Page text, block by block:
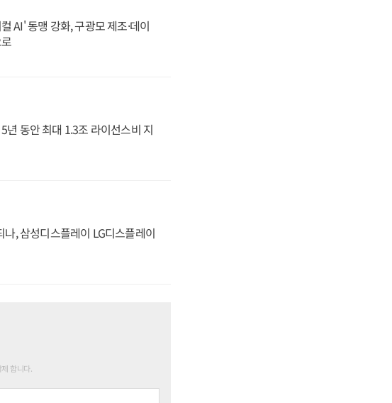
AI' 동맹 강화, 구광모 제조·데이
년 동안 최대 1.3조 라이선스비 지
, 삼성디스플레이 LG디스플레이
합니다.